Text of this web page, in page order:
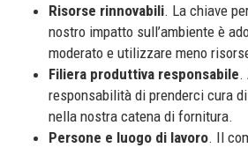
Risorse rinnovabili. La chiave
nostro impatto sull’ambiente è
moderato e utilizzare meno
Filiera produttiva responsabile.
responsabilità di prenderci cura
nella nostra catena di fornitura.
Persone e luogo di lavoro. Il